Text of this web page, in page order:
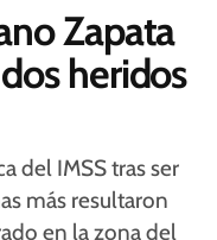
Zapata
heridos
del IMSS tras ser
más resultaron
en la zona del